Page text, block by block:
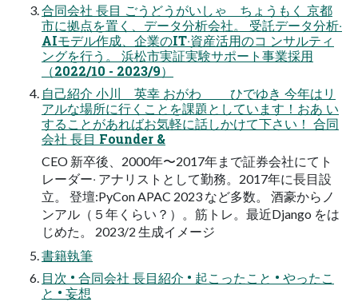
合同会社 ⻑⽬ ごうどうがいしゃ ちょうもく 京都
市に拠点を置く、データ分析会社。 受託データ分析‧
AIモデル作成、企業のIT‧資産活⽤のコ ンサルティ
ングを⾏う。 浜松市実証実験サポート事業採⽤
（2022/10 - 2023/9）
⾃⼰紹介 ⼩川 英幸 おがわ ひでゆき 今年はリ
アルな場所に⾏くことを課題としています！おあ い
することがあればお気軽に話しかけて下さい！ 合同
会社 ⻑⽬ Founder &
CEO 新卒後、2000年〜2017年まで証券会社にてト
レーダー‧ アナリストとして勤務。2017年に⻑⽬設
⽴。 登壇:PyCon APAC 2023 など多数。 酒豪からノ
ンアル（５年くらい？）。筋トレ。最近Django をは
じめた。 2023/2 ⽣成イメージ
書籍執筆
⽬次 • 合同会社 ⻑⽬紹介 • 起こったこと • やったこ
と • 妄想